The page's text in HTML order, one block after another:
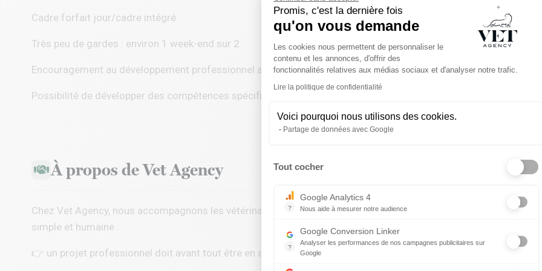
Promis, c'est la dernière fois
qu'on vous demande
Plateforme de Gestion du
Les cookies nous permettent de personnaliser le
contenu et les annonces, d'offrir des
fonctionnalités relatives aux médias sociaux et d'analyser notre trafic.
Lire la politique de confidentialité
Voici pourquoi nous utilisons des cookies.
Partage de données avec Google
Tout cocher
?
Google Analytics 4
Nous aide à mesurer notre audience
?
Google Conversion Linker
Analyser les performances de nos campagnes publicitaires sur
Google
Cadre forfait jour/cadre intégré
Très peu de gardes : environ 1 week-end sur 2
Encouragement au développement professionnel avec accès à des formations continues
Possibilité de développer des compétences spécifiques selon vos intérêts et aspirations
À propos de Vet Agency
Chez Vet Agency, nous accompagnons les vétérinaires et ASV en France et à l’international avec une approche
simple et humaine :
👉 un projet professionnel doit avant tout être en accord avec la personne qui le porte.